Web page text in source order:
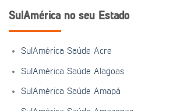
SulAmérica no seu Estado
SulAmérica Saúde Acre
SulAmérica Saúde Alagoas
SulAmérica Saúde Amapá